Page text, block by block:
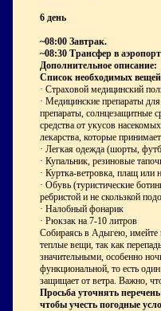
6 день
~08:00 Завтрак.
~08:30 Трансфер в
Дополнительное описание:
Список необходимых
· Страховой медицинский
· Медицинские препараты
препараты, солнцезащитные
средства от укусов
лекарства, которые
· Легкая одежда (шорты,
· Купальник, резиновые
· Куртка-ветровка, плащ или
· Обувь (туристические
ребристой и не скользкой
· Налобный фонарик
· Рюкзак на 7-10 литров
Собираясь в Адыгею, имейте
теплые вещи, так как
значительными, особенно
функциональной, то есть
защищает от ветра. Важно,
Просьба уточнять
чтобы учесть погодные